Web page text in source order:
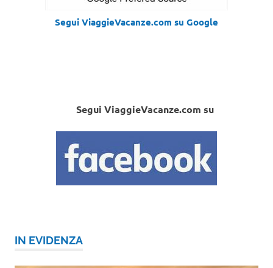
Segui ViaggieVacanze.com su Google
Segui ViaggieVacanze.com su
IN EVIDENZA